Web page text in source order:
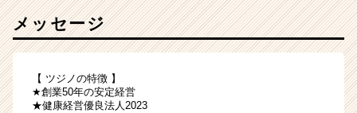
メッセージ
【 ツジノの特徴 】
★創業50年の安定経営
★健康経営優良法人2023